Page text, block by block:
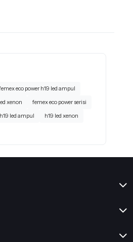
eco power h19 led ampul
xenon
femex eco power serisi
h19 led ampul
h19 led xenon